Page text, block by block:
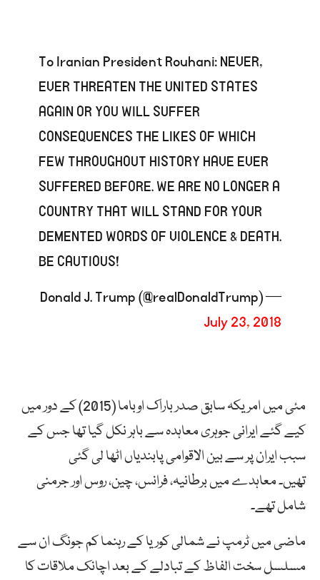
To Iranian President Rouhani: NEVER,
EVER THREATEN THE UNITED STATES
AGAIN OR YOU WILL SUFFER
CONSEQUENCES THE LIKES OF WHICH
FEW THROUGHOUT HISTORY HAVE EVER
SUFFERED BEFORE. WE ARE NO LONGER A
COUNTRY THAT WILL STAND FOR YOUR
DEMENTED WORDS OF VIOLENCE & DEATH.
BE CAUTIOUS!
— Donald J. Trump (@realDonaldTrump)
July 23, 2018
مئی میں امریکہ سابق صدر باراک اوباما (2015) کے دور میں
کیے گئے ایرانی جوہری معاہدہ سے باہر نکل گیا تھا جس کے
سبب ایران پر سے بین الاقوامی پابندیاں اٹھا لی گئی
تھیں۔ معاہدے میں برطانیہ، فرانس، چین، روس اور جرمنی
شامل تھے۔
ماضی میں ٹرمپ نے شمالی کوریا کے رہنما کم جونگ ان سے
مسلسل سخت الفاظ کے تبادلے کے بعد اچانک ملاقات کا